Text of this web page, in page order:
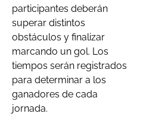
participantes deberán
superar distintos
obstáculos y finalizar
marcando un gol. Los
tiempos serán registrados
para determinar a los
ganadores de cada
jornada.